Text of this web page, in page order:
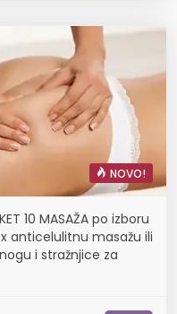
NOVO!
10 MASAŽA po izboru
anticelulitnu masažu ili
i stražnjice za